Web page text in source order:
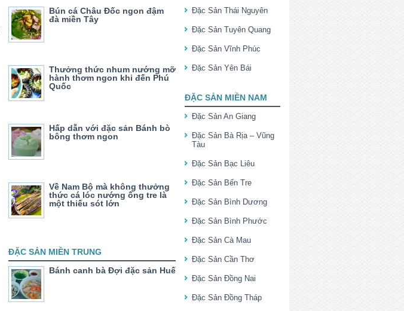
Bún cá Châu Đốc ngon đậm
đà miền Tây
Thưởng thức nhum nướng mỡ
hành thơm ngon khi đến Phú
Quốc
Hấp dẫn với đặc sản Bánh bò
bông thơm ngon
Về Nam Bộ mà không thưởng
thức cá lóc nướng ống tre là
một thiếu sót lớn
ĐẶC SẢN MIỀN TRUNG
Bánh canh bà Đợi đặc sản Huế
Đặc Sản Thái Nguyên
Đặc Sản Tuyên Quang
Đặc Sản Vĩnh Phúc
Đặc Sản Yên Bái
ĐẶC SẢN MIỀN NAM
Đặc Sản An Giang
Đặc Sản Bà Rịa – Vũng
Tàu
Đặc Sản Bạc Liêu
Đặc Sản Bến Tre
Đặc Sản Bình Dương
Đặc Sản Bình Phước
Đặc Sản Cà Mau
Đặc Sản Cần Thơ
Đặc Sản Đồng Nai
Đặc Sản Đồng Tháp